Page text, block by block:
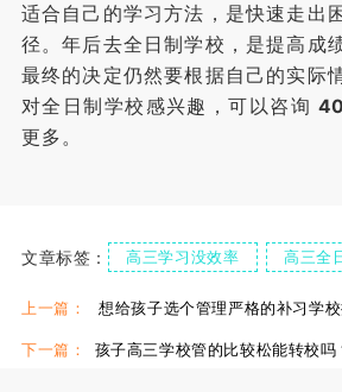
适合自己的学习方法，是快速走出
径。年后去全日制学校，是提高成
最终的决定仍然要根据自己的实际
对全日制学校感兴趣，可以咨询
更多。
文章标签： 高三学习没效率 高三全
西安高三全日制学校
上一篇：
下一篇：